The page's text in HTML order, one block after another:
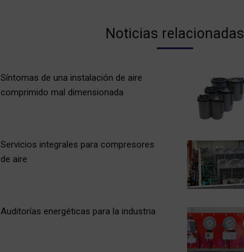
Noticias relacionadas
Síntomas de una instalación de aire
comprimido mal dimensionada
Servicios integrales para compresores
de aire
Auditorías energéticas para la industria